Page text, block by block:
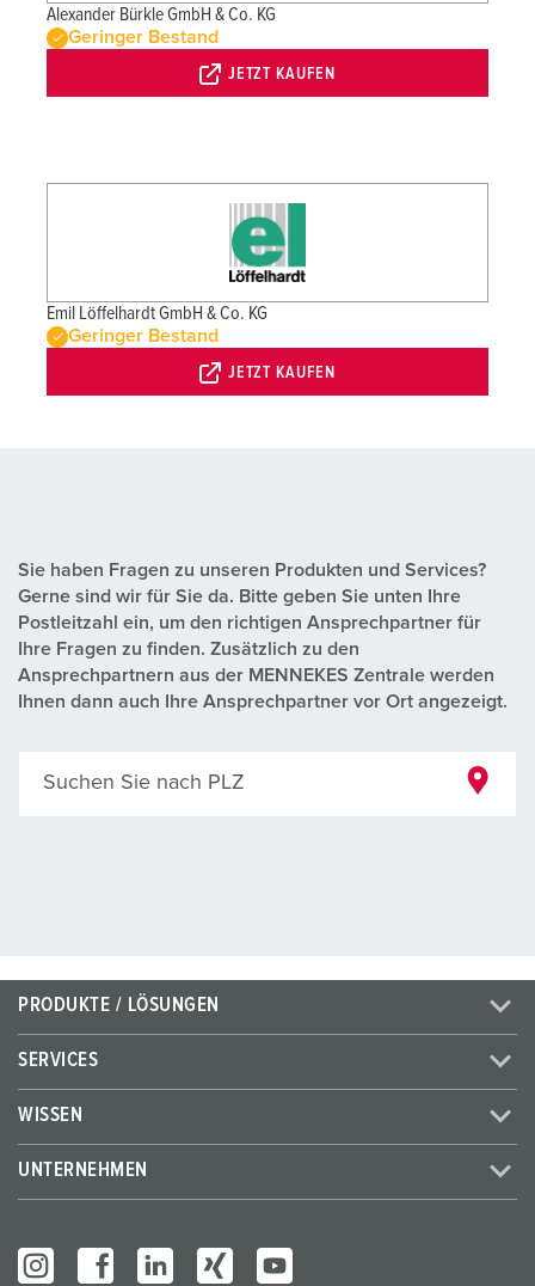
Alexander Bürkle GmbH & Co. KG
Geringer Bestand
JETZT KAUFEN
Emil Löffelhardt GmbH & Co. KG
Geringer Bestand
JETZT KAUFEN
Sie haben Fragen zu unseren Produkten und Services?
Gerne sind wir für Sie da. Bitte geben Sie unten Ihre
Postleitzahl ein, um den richtigen Ansprechpartner für
Ihre Fragen zu finden. Zusätzlich zu den
Ansprechpartnern aus der MENNEKES Zentrale werden
Ihnen dann auch Ihre Ansprechpartner vor Ort angezeigt.
Suchen Sie nach PLZ
PRODUKTE / LÖSUNGEN
SERVICES
WISSEN
UNTERNEHMEN